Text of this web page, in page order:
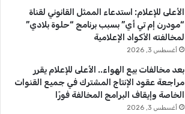
b
e
ا
م
الأعلى للإعلام: استدعاء الممثل القانوني لقناة
“مودرن إم تي أي” بسبب برنامج “حلوة بلادي”
لمخالفته الأكواد الإعلامية
أغسطس 3, 2026
بعد مخالفات بيع الهواء.. الأعلى للإعلام يقرر
مراجعة عقود الإنتاج المشترك في جميع القنوات
الخاصة وإيقاف البرامج المخالفة فورًا
أغسطس 3, 2026